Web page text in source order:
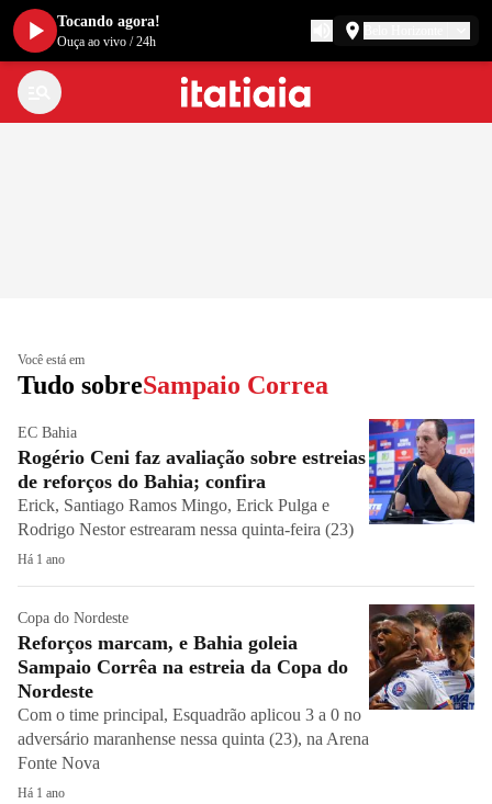
Você está em
Tudo sobreSampaio Correa
EC Bahia
Rogério Ceni faz avaliação sobre estreias
de reforços do Bahia; confira
Erick, Santiago Ramos Mingo, Erick Pulga e
Rodrigo Nestor estrearam nessa quinta-feira (23)
Há 1 ano
Copa do Nordeste
Reforços marcam, e Bahia goleia
Sampaio Corrêa na estreia da Copa do
Nordeste
Com o time principal, Esquadrão aplicou 3 a 0 no
adversário maranhense nessa quinta (23), na Arena
Fonte Nova
Há 1 ano
Tocando agora!
Ouça ao vivo /24h